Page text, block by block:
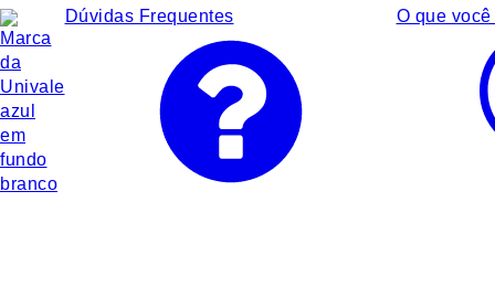
Dúvidas Frequentes O que